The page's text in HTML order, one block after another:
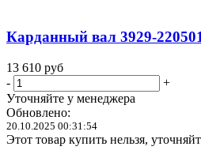
Карданный вал 3929-
13 610 руб
-
+
Уточняйте у менеджера
Обновлено:
20.10.2025 00:31:54
Этот товар купить нельзя,